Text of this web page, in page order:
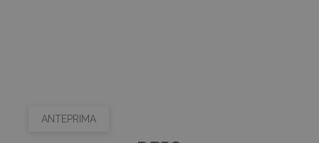
ANTEPRIMA